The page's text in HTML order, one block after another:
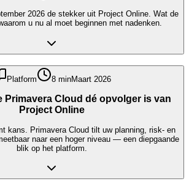
2026 de stekker uit Project Online. Wat de
u nu al moet beginnen met nadenken.
Platform 8 minMaart 2026
Primavera Cloud dé opvolger is van
Project Online
kans. Primavera Cloud tilt uw planning, risk- en
naar een hoger niveau — een diepgaande
blik op het platform.